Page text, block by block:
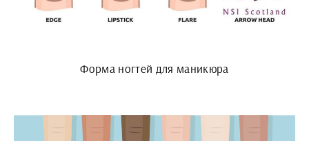
Форма ногтей для маникюра